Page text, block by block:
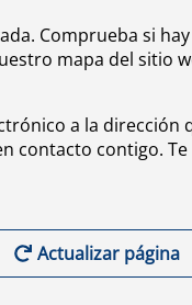
Comprueba si hay
mapa del sitio
a la dirección
contacto contigo. Te
Actualizar página